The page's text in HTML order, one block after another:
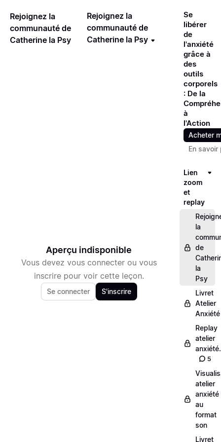
Rejoignez la
communauté de
Catherine la Psy
Rejoignez la
communauté de
Catherine la Psy
Aperçu indisponible
Vous devez vous connecter ou vous
inscrire pour voir cette leçon.
Se connecter S'inscrire
Se
libérer
de
l'anxiété
grâce à
des
outils
corporels
: De la
à
l'Action
Acheter
En savoir
Lien
zoom
et
replay
la
de
la
Psy
Livret
Atelier
Anxiété
Replay
atelier
5
atelier
anxiété
au
format
son
Livret